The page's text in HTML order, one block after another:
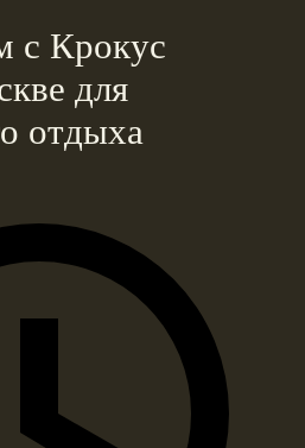
с Крокус
для
отдыха